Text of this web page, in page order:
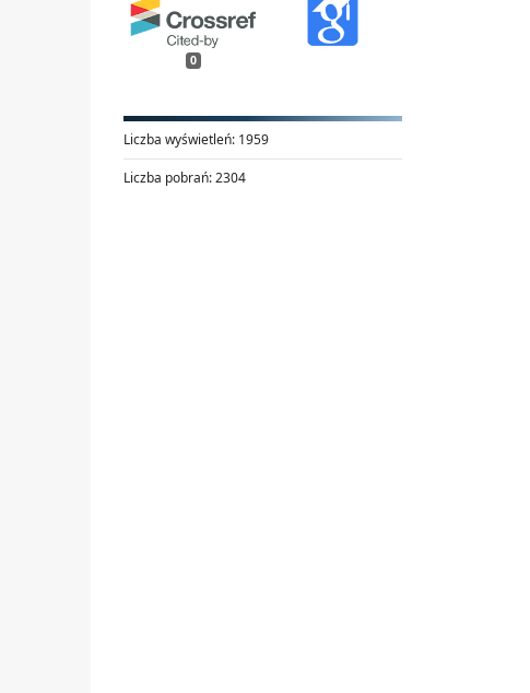
0
Liczba wyświetleń: 1959
Liczba pobrań:2304